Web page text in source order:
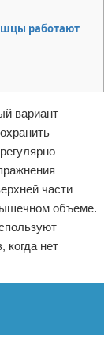
работают
вариант
части
объеме.
когда нет